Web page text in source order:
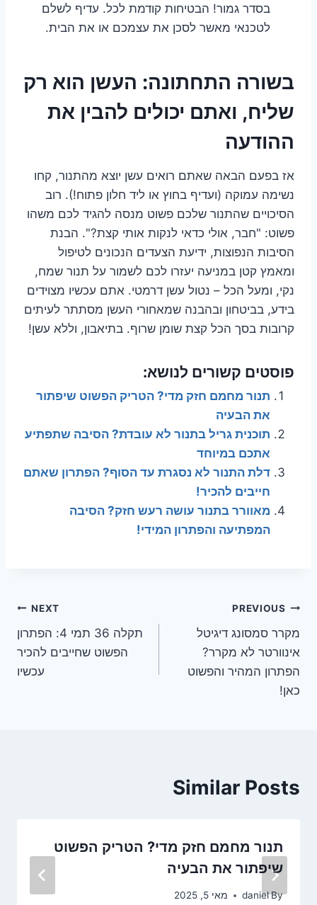
בסדר גמור! הבטיחות קודמת לכל. עדיף לשלם
לטכנאי מאשר לסכן את עצמכם או את הבית.
בשורה התחתונה: העשן הוא רק
שליח, ואתם יכולים להבין את
ההודעה
אז בפעם הבאה שאתם רואים עשן יוצא מהתנור, קחו
נשימה עמוקה (ועדיף בחוץ או ליד חלון פתוח!). רוב
הסיכויים שהתנור שלכם פשוט מנסה להגיד לכם משהו
פשוט: "חבר, אולי כדאי לנקות אותי קצת?". הבנת
הסיבות הנפוצות, ידיעת הצעדים הנכונים לטיפול
ומאמץ קטן במניעה יעזרו לכם לשמור על תנור שמח,
נקי, ומעל הכל – נטול עשן דרמטי. אתם עכשיו מצוידים
בידע, בביטחון ובהבנה שמאחורי העשן מסתתר לעיתים
קרובות בסך הכל קצת שומן שרוף. בתיאבון, וללא עשן!
פוסטים קשורים לנושא:
תנור מחמם חזק מדי? הטריק הפשוט שיפתור
את הבעיה
תוכנית גריל בתנור לא עובדת? הסיבה שתפתיע
אתכם במיוחד
דלת התנור לא נסגרת עד הסוף? הפתרון שאתם
חייבים להכיר!
מאוורר בתנור עושה רעש חזק? הסיבה
המפתיעה והפתרון המידי!
ניווט
PREVIOUS
מקרר סמסונג דיגיטל
אינוורטר לא מקרר?
הפתרון המהיר והפשוט
כאן!
NEXT
תקלה 36 תמי 4: הפתרון
הפשוט שחייבים להכיר
עכשיו
Similar Posts
תנור מחמם חזק מדי? הטריק הפשוט
שיפתור את הבעיה
By
daniel מאי 5, 2025